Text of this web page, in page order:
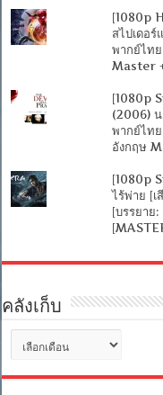
[1080p
สไปเดอร์
พากย์ไท
Master
[1080p
(2006) น
พากย์ไท
อังกฤษ
[1080p
ไร้พ่าย [
[บรรยาย
คลังเก็บ
คลัง
เก็บ